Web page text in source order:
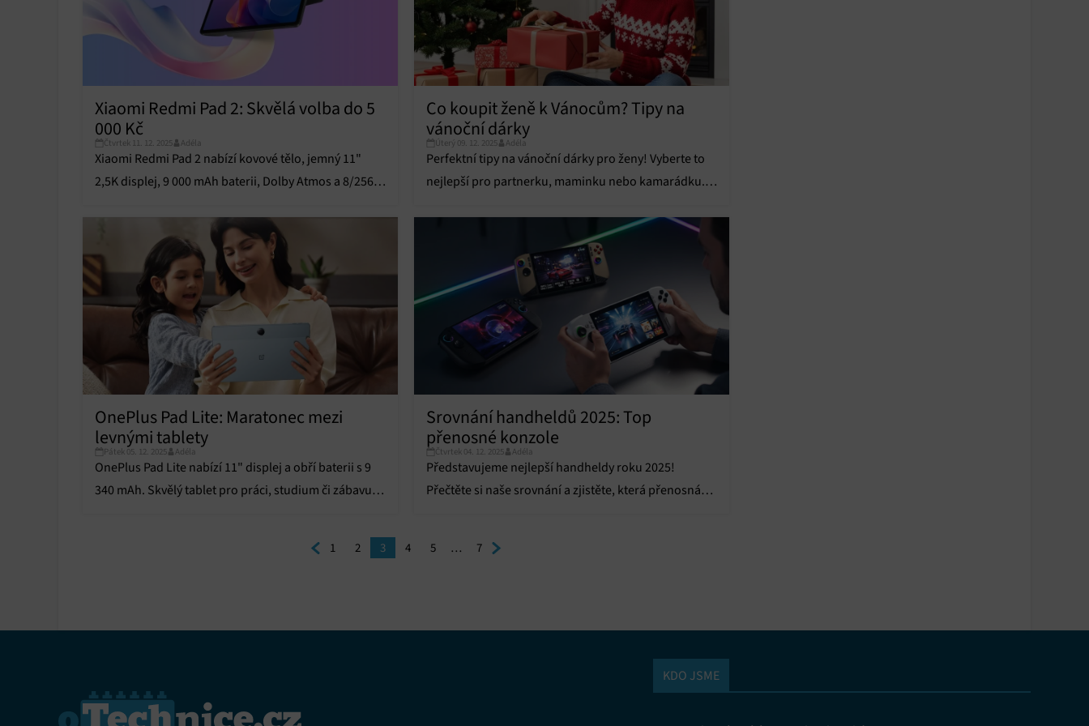
Xiaomi Redmi Pad 2: Skvělá volba do 5
000 Kč
Čtvrtek 11. 12. 2025 Adéla
Xiaomi Redmi Pad 2 nabízí kovové tělo, jemný 11"
2,5K displej, 9 000 mAh baterii, Dolby Atmos a 8/256
Co koupit ženě k Vánocům? Tipy na
vánoční dárky
Úterý 09. 12. 2025 Adéla
Perfektní tipy na vánoční dárky pro ženy! Vyberte to
nejlepší pro partnerku, maminku nebo kamarádku.
OnePlus Pad Lite: Maratonec mezi
levnými tablety
Pátek 05. 12. 2025 Adéla
OnePlus Pad Lite nabízí 11" displej a obří baterii s 9
340 mAh. Skvělý tablet pro práci, studium či zábavu
Srovnání handheldů 2025: Top
přenosné konzole
Čtvrtek 04. 12. 2025 Adéla
Představujeme nejlepší handheldy roku 2025!
Přečtěte si naše srovnání a zjistěte, která přenosná
1 2 3 4 5 … 7
KDO JSME